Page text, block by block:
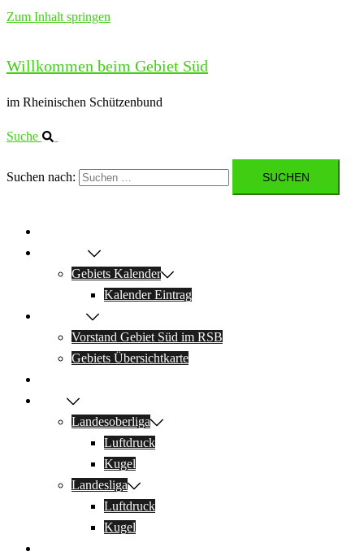
Zum Inhalt springen
Willkommen beim Gebiet Süd
im Rheinischen Schützenbund
Suche
Suchen nach:
Gebiets Kalender
Kalender Eintrag
Vorstand Gebiet Süd im RSB
Gebiets Übersichtkarte
Landesoberliga
Luftdruck
Kugel
Landesliga
Luftdruck
Kugel